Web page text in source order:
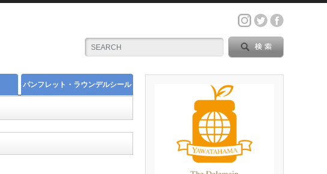
パンフレット・ラウンデルシール